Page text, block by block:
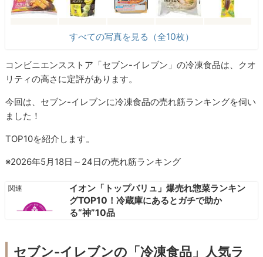
すべての写真を見る（全10枚）
コンビニエンスストア「セブン-イレブン」の冷凍食品は、クオ
リティの高さに定評があります。
今回は、セブン-イレブンに冷凍食品の売れ筋ランキングを伺い
ました！
TOP10を紹介します。
※2026年5月18日～24日の売れ筋ランキング
イオン「トップバリュ」爆売れ惣菜ランキン
グTOP10！冷蔵庫にあるとガチで助か
る“神”10品
セブン-イレブンの「冷凍食品」人気ラ